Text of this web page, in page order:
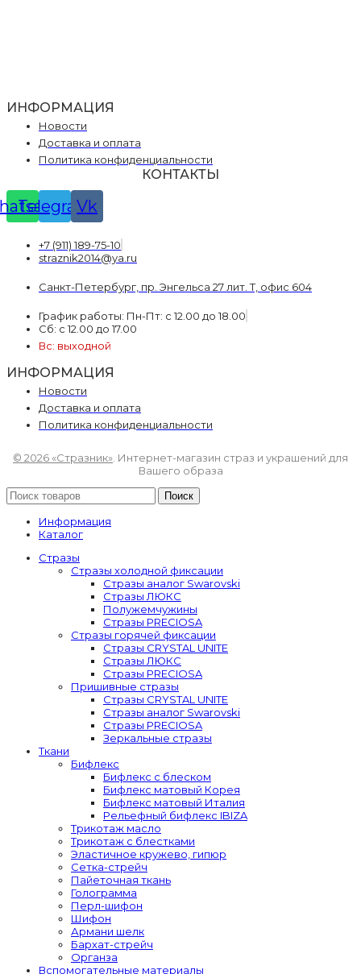
ИНФОРМАЦИЯ
Новости
Доставка и оплата
Политика конфиденциальности
КОНТАКТЫ
Telegram
Vk
+7 (911) 189-75-10
straznik2014@ya.ru
Санкт-Петербург, пр. Энгельса 27 лит. Т, офис 604
График работы: Пн-Пт: с 12.00 до 18.00
Сб: с 12.00 до 17.00
Вс: выходной
ИНФОРМАЦИЯ
Новости
Доставка и оплата
Политика конфиденциальности
© 2026 «Стразник» . Интернет-магазин страз и украшений для
Вашего образа
Поиск
Информация
Каталог
Стразы
Стразы холодной фиксации
Стразы аналог Swarovski
Стразы ЛЮКС
Полужемчужины
Стразы PRECIOSA
Стразы горячей фиксации
Стразы CRYSTAL UNITE
Стразы ЛЮКС
Стразы PRECIOSA
Пришивные стразы
Стразы CRYSTAL UNITE
Стразы аналог Swarovski
Стразы PRECIOSA
Зеркальные стразы
Ткани
Бифлекс
Бифлекс с блеском
Бифлекс матовый Корея
Бифлекс матовый Италия
Рельефный бифлекс IBIZA
Трикотаж масло
Трикотаж с блестками
Эластичное кружево, гипюр
Сетка-стрейч
Пайеточная ткань
Голограмма
Перл-шифон
Шифон
Армани шелк
Бархат-стрейч
Органза
Вспомогательные материалы